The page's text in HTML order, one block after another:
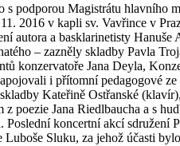
s podporou Magistrátu
2016 v kapli sv. Vavřince v
autora a basklarinetisty
– zazněly skladby Pavla
konzervatoře Jana Deyla,
i přítomní pedagogové
Kateřině Ostřanské
z poezie Jana Riedlbaucha a s
koncertní akcí
Sluku, za jehož účasti